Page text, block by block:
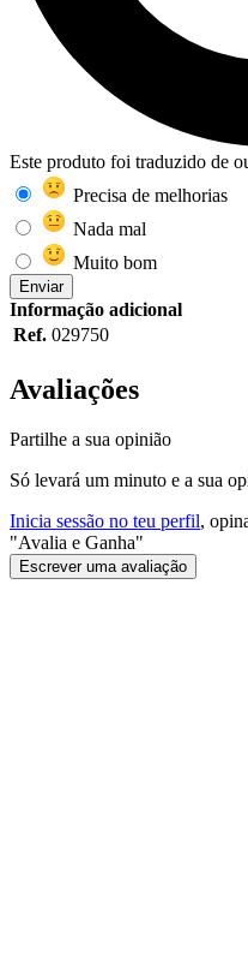
Este produto foi traduzido de
Precisa de melhorias
Nada mal
Muito bom
Enviar
Informação adicional
Ref. 029750
Avaliações
Partilhe a sua opinião
Só levará um minuto e a sua
Inicia sessão no teu perfil,
"Avalia e Ganha"
Escrever uma avaliação